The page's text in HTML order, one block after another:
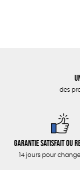
des
Garantie satisfait ou
14 jours pour